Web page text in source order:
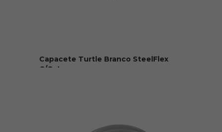
Capacete Turtle Branco SteelFlex
C/Catraca